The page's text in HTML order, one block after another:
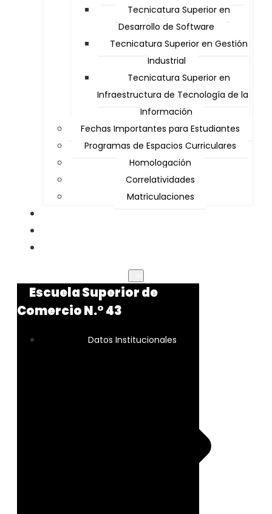
Tecnicatura Superior en
Desarrollo de Software
Tecnicatura Superior en Gestión
Industrial
Tecnicatura Superior en
Infraestructura de Tecnología de la
Información
Fechas Importantes para Estudiantes
Programas de Espacios Curriculares
Homologación
Correlatividades
Matriculaciones
Escuela Superior de
Comercio N.° 43
Datos Institucionales